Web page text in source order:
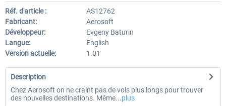
Réf. d'article :
AS12762
Fabricant:
Aerosoft
Développeur:
Evgeny Baturin
Langue:
English
Version actuelle:
1.01
Description
Chez Aerosoft on ne craint pas de vols plus longs pour trouver
des nouvelles destinations. Même...plus